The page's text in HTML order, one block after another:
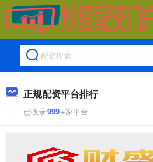
正规配资平台排行
已收录999+家平台